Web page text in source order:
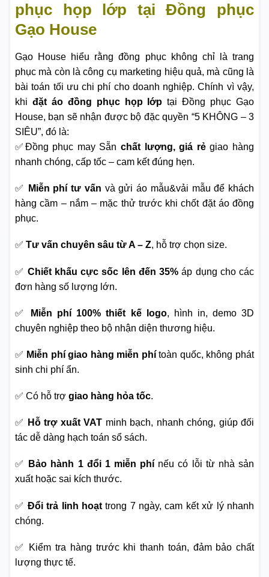
phục họp lớp tại Đồng phục
Gạo House
Gạo House hiểu rằng đồng phục không chỉ là trang
phục mà còn là công cụ marketing hiệu quả, mà cũng là
bài toán tối ưu chi phí cho doanh nghiệp. Chính vì vậy,
khi đặt áo đồng phục họp lớp tại Đồng phục Gạo
House, bạn sẽ nhận được bộ đặc quyền “5 KHÔNG – 3
SIÊU”, đó là:
✅Đồng phục may Sẵn chất lượng, giá rẻgiao hàng
nhanh chóng, cấp tốc – cam kết đúng hẹn.
✅ Miễn phí tư vấn và gửi áo mẫu&vải mẫu để khách
hàng cầm – nắm – mặc thử trước khi chốt đặt áo đồng
phục.
✅ Tư vấn chuyên sâu từ A – Z, hỗ trợ chọn size.
✅ Chiết khấu cực sốc lên đến 35% áp dụng cho các
đơn hàng số lượng lớn.
✅ Miễn phí 100% thiết kế logo, hình in, demo 3D
chuyên nghiệp theo bộ nhận diện thương hiệu.
✅ Miễn phí giao hàng miễn phítoàn quốc, không phát
sinh chi phí ẩn.
✅ Có hỗ trợ giao hàng hỏa tốc.
✅ Hỗ trợ xuất VAT minh bạch, nhanh chóng, giúp đối
tác dễ dàng hạch toán sổ sách.
✅ Bảo hành 1 đổi 1 miễn phí nếu có lỗi từ nhà sản
xuất hoặc sai kích thước.
✅ Đổi trả linh hoạttrong 7 ngày, cam kết xử lý nhanh
chóng.
✅ Kiểm tra hàng trước khi thanh toán, đảm bảo chất
lượng thực tế.